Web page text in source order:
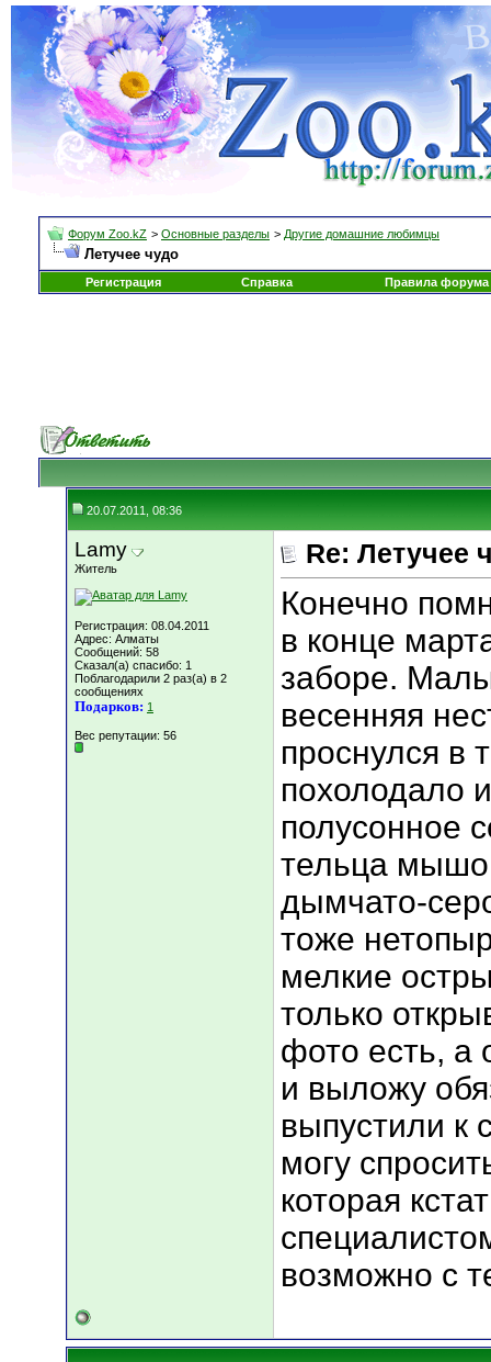
Форум Zoo.kZ > Основные разделы > Другие домашние любимцы
Летучее чудо
Регистрация Справка Правила форума
20.07.2011, 08:36
Lamy
Житель
Регистрация: 08.04.2011
Адрес: Алматы
Сообщений: 58
Сказал(а) спасибо: 1
Поблагодарили 2 раз(а) в 2
сообщениях
Подарков: 1
Вес репутации: 56
Re: Летучее
Конечно
в конце
заборе.
весенняя
проснулся в
похолодало
полусонное
тельца
дымчато-
тоже
мелкие
только
фото есть, а
и выложу
выпустили к
могу
которая
возможно с